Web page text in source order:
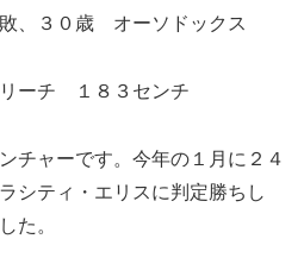
、３０歳 オーソドックス
チ １８３センチ
チャーです。今年の１月に２４
シティ・エリスに判定勝ちし
た。